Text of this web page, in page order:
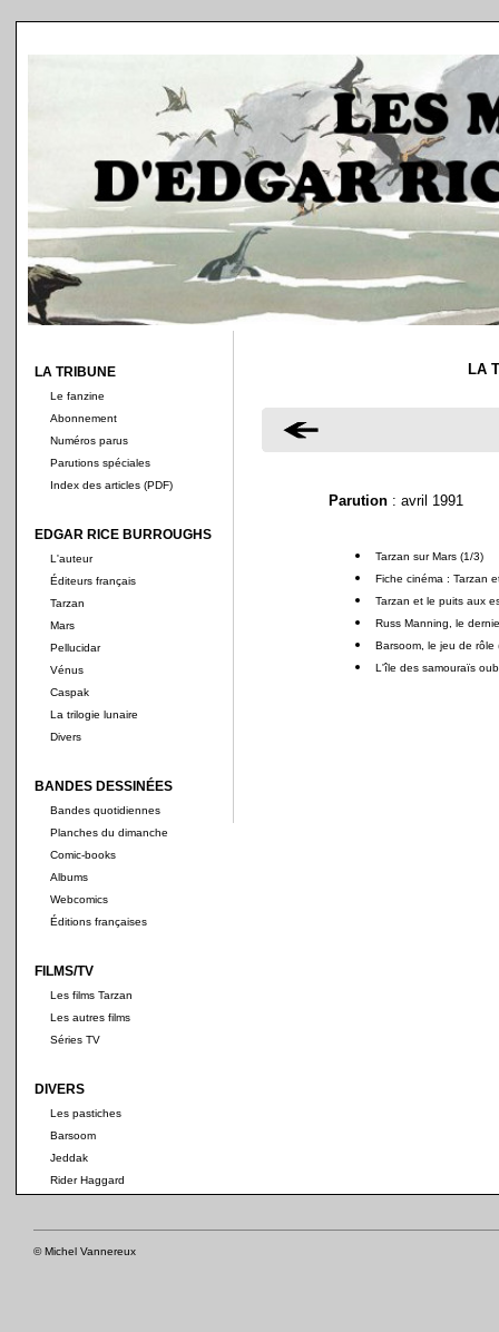
LA TRIBUNE
Le fanzine
Abonnement
Numéros parus
Parutions spéciales
Index des articles (PDF)
EDGAR RICE BURROUGHS
L'auteur
Éditeurs français
Tarzan
Mars
Pellucidar
Vénus
Caspak
La trilogie lunaire
Divers
BANDES DESSINÉES
Bandes quotidiennes
Planches du dimanche
Comic-books
Albums
Webcomics
Éditions françaises
FILMS/TV
Les films Tarzan
Les autres films
Séries TV
DIVERS
Les pastiches
Barsoom
Jeddak
Rider Haggard
LA
Parution : avril 1991
Tarzan sur Mars (1/3)
Fiche cinéma : Tarzan
Tarzan et le puits aux
Russ Manning, le
Barsoom, le jeu de rôle
L'île des samouraïs
© Michel Vannereux